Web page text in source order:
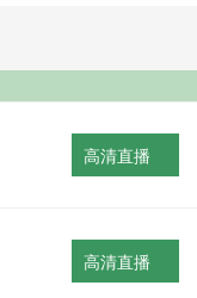
高清直播
高清直播